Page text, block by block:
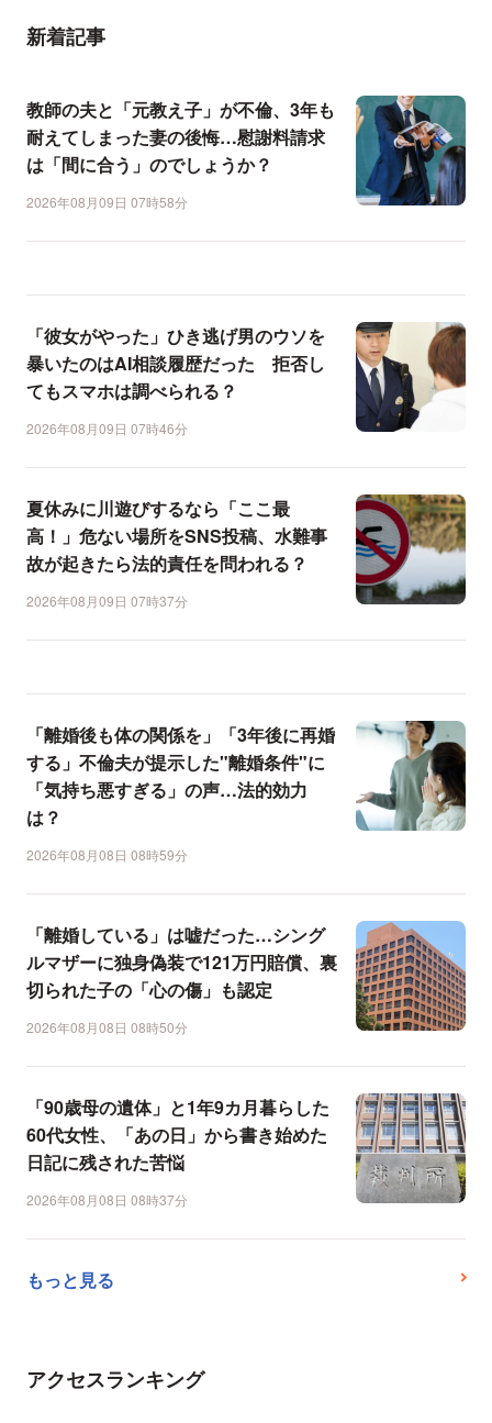
新着記事
教師の夫と「元教え子」が不倫、3年も
耐えてしまった妻の後悔…慰謝料請求
は「間に合う」のでしょうか？
2026年08月09日 07時58分
「彼女がやった」ひき逃げ男のウソを
暴いたのはAI相談履歴だった 拒否し
てもスマホは調べられる？
2026年08月09日 07時46分
夏休みに川遊びするなら「ここ最
高！」危ない場所をSNS投稿、水難事
故が起きたら法的責任を問われる？
2026年08月09日 07時37分
「離婚後も体の関係を」「3年後に再婚
する」不倫夫が提示した"離婚条件"に
「気持ち悪すぎる」の声…法的効力
は？
2026年08月08日 08時59分
「離婚している」は嘘だった…シング
ルマザーに独身偽装で121万円賠償、裏
切られた子の「心の傷」も認定
2026年08月08日 08時50分
「90歳母の遺体」と1年9カ月暮らした
60代女性、「あの日」から書き始めた
日記に残された苦悩
2026年08月08日 08時37分
もっと見る
アクセスランキング